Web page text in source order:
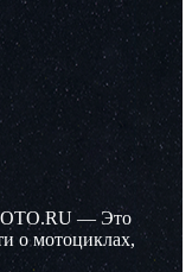
— Это
о мотоциклах,